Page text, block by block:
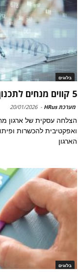
בלוגים
5 קווים מנחים לתכנון הכשרות ופיתוח מקצועי
מערכת HRus -
20/01/2026
הצלחה עסקית של ארגון
ואפקטיבית להכשרות
הארגון
בלוגים